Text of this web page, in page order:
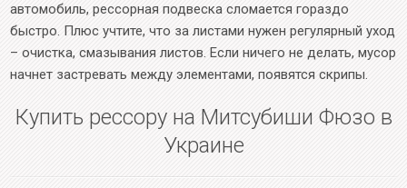
автомобиль, рессорная подвеска сломается гораздо
быстро. Плюс учтите, что за листами нужен регулярный уход
– очистка, смазывания листов. Если ничего не делать, мусор
начнет застревать между элементами, появятся скрипы.
Купить рессору на Митсубиши Фюзо в
Украине